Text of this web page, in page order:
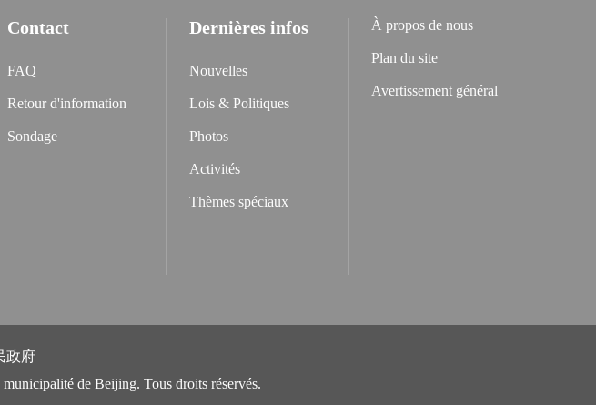
Contact
FAQ
Retour d'information
Sondage
Dernières infos
Nouvelles
Lois & Politiques
Photos
Activités
Thèmes spéciaux
À propos de nous
Plan du site
Avertissement général
政府
de Beijing. Tous droits réservés.